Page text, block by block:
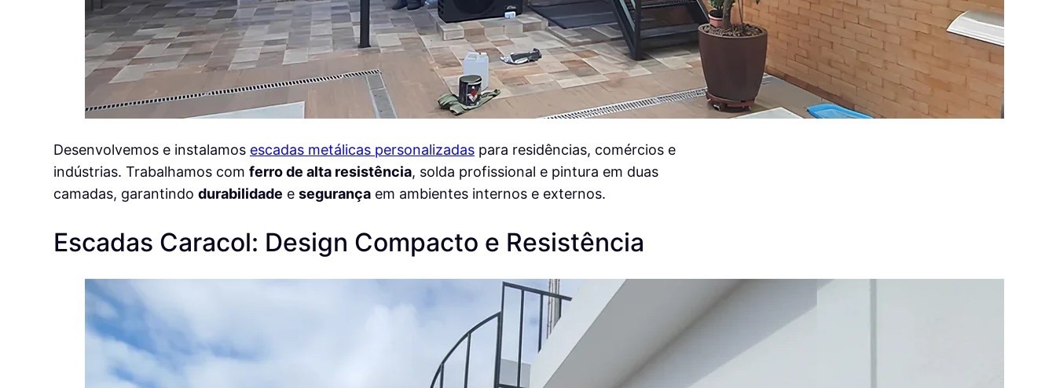
Desenvolvemos e instalamos escadas metálicas personalizadaspara residências, comércios e
indústrias. Trabalhamos com ferro de alta resistência, solda profissional e pintura em duas
camadas, garantindo durabilidade e segurançaem ambientes internos e externos.
Escadas Caracol: Design Compacto e Resistência